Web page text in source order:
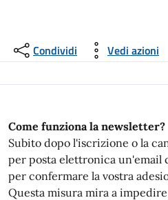
Condividi Vedi azioni
Come funziona la newsletter?
Subito dopo l'iscrizione o la
per posta elettronica un'email
per confermare la vostra
Questa misura mira a